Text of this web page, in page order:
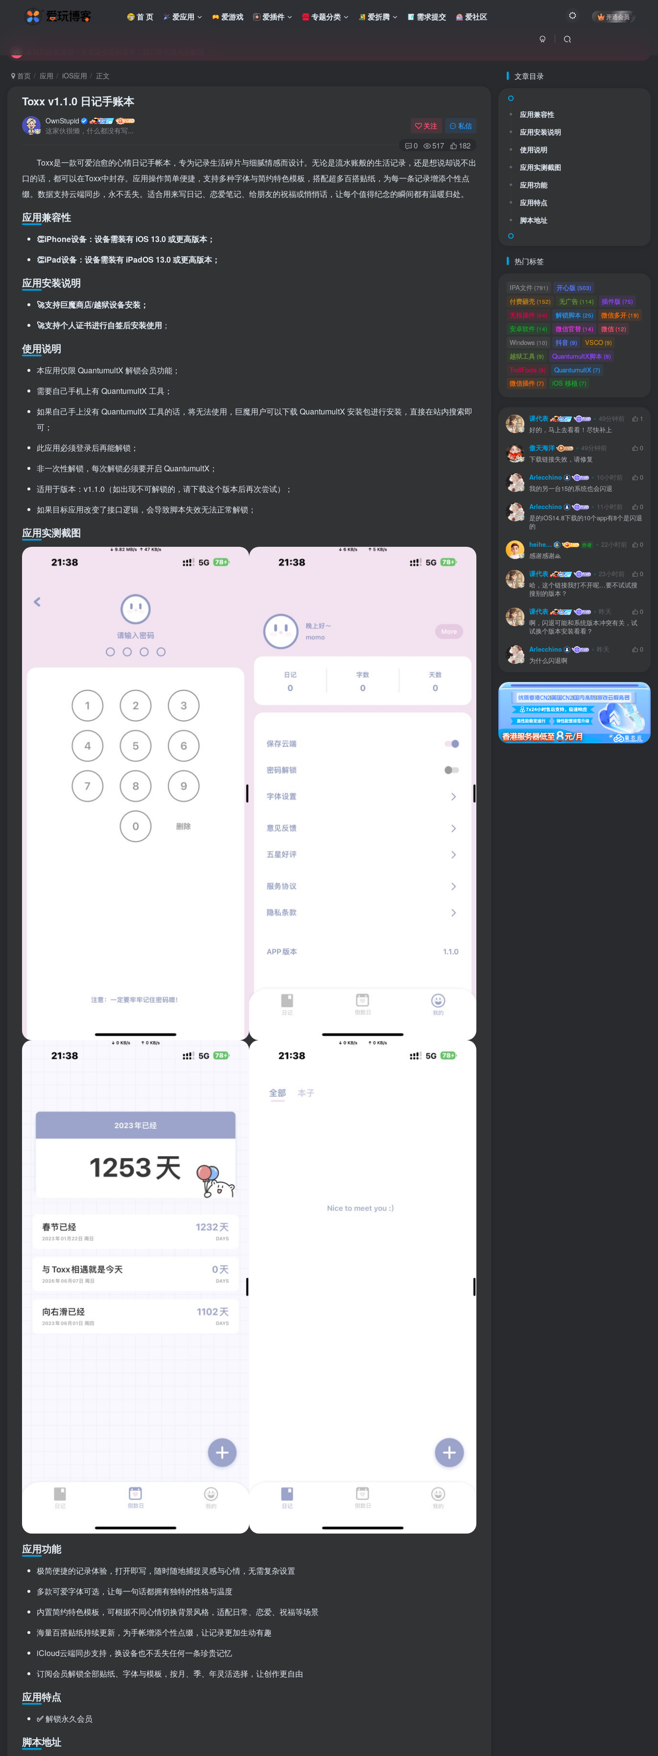
首 页 爱应用 爱游戏 爱插件 专题分类 爱折腾 需求提交 爱社区 开通会员
未找到所需资源？欢迎提交您的需求，我们将尽快为您处理。
首页 应用 iOS应用 正文
Toxx v1.1.0 日记手账本
OwnStupid
这家伙很懒，什么都没有写...
关注 私信
0 517 182
Toxx是一款可爱治愈的心情日记手帐本，专为记录生活碎片与细腻情感而设计。无论是流水账般的生活记录，还是想说却说不出
口的话，都可以在Toxx中封存。应用操作简单便捷，支持多种字体与简约特色模板，搭配超多百搭贴纸，为每一条记录增添个性点
缀。数据支持云端同步，永不丢失。适合用来写日记、恋爱笔记、给朋友的祝福或悄悄话，让每个值得纪念的瞬间都有温暖归处。
应用兼容性
👏iPhone设备：设备需装有 iOS 13.0 或更高版本；
👏iPad设备：设备需装有 iPadOS 13.0 或更高版本；
应用安装说明
🚀支持巨魔商店/越狱设备安装；
🚀支持个人证书进行自签后安装使用 ；
使用说明
本应用仅限 QuantumultX 解锁会员功能；
需要自己手机上有 QuantumultX 工具；
如果自己手上没有 QuantumultX 工具的话，将无法使用，巨魔用户可以下载 QuantumultX 安装包进行安装，直接在站内搜索即
可；
此应用必须登录后再能解锁；
非一次性解锁，每次解锁必须要开启 QuantumultX；
适用于版本：v1.1.0（如出现不可解锁的，请下载这个版本后再次尝试）；
如果目标应用改变了接口逻辑，会导致脚本失效无法正常解锁；
应用实测截图
应用功能
极简便捷的记录体验，打开即写，随时随地捕捉灵感与心情，无需复杂设置
多款可爱字体可选，让每一句话都拥有独特的性格与温度
内置简约特色模板，可根据不同心情切换背景风格，适配日常、恋爱、祝福等场景
海量百搭贴纸持续更新，为手帐增添个性点缀，让记录更加生动有趣
iCloud云端同步支持，换设备也不丢失任何一条珍贵记忆
订阅会员解锁全部贴纸、字体与模板，按月、季、年灵活选择，让创作更自由
应用特点
✅解锁永久会员
脚本地址
文章目录
应用兼容性
应用安装说明
使用说明
应用实测截图
应用功能
应用特点
脚本地址
热门标签
IPA文件 (791) 开心版 (503)
付费砸壳(152) 无广告(114) 插件版 (75)
无根插件(64) 解锁脚本(25) 微信多开(19)
安卓软件(14) 微信官替(14) 微信(12)
Windows (10) 抖音(9) VSCO(9)
越狱工具 (9) QuantumultX脚本(9)
TrollFools (8) QuantumultX (7)
微信插件(7) iOS 移植 (7)
课代表 49分钟前
1
好的，马上去看看！尽快补上
傲天海洋 49分钟前
0
下载链接失效，请修复
Arlecchino 10小时前
0
我的另一台15的系统也会闪退
Arlecchino 11小时前
0
是的iOS14.8下载的10个app有8个是闪退
的
heiheilian 作者 22小时前
0
感谢感谢🙏
课代表 23小时前
0
哈，这个链接我打不开呢…要不试试搜
搜别的版本？
课代表 昨天
0
啊，闪退可能和系统版本冲突有关，试
试换个版本安装看看？
Arlecchino 昨天
0
为什么闪退啊
扫码登录